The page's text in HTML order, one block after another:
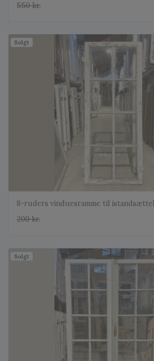
550 kr.
Solgt
8-ruders vinduesramme til
200 kr.
Solgt